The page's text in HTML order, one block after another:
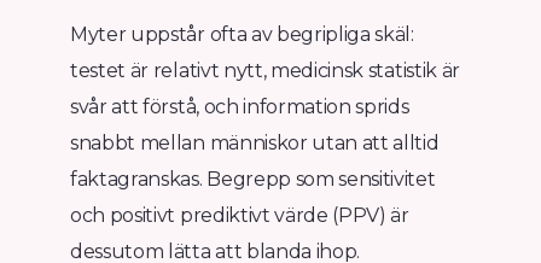
Myter uppstår ofta av begripliga skäl:
testet är relativt nytt, medicinsk statistik är
svår att förstå, och information sprids
snabbt mellan människor utan att alltid
faktagranskas. Begrepp som sensitivitet
och positivt prediktivt värde (PPV) är
dessutom lätta att blanda ihop.